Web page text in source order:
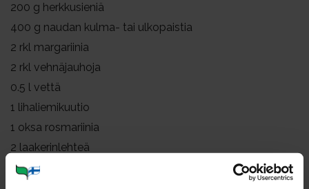
200 g herkkusieniä
400 g naudan kulma- tai ulkopaistia
2 rkl margariinia
2 rkl vehnäjauhoja
0.5 l vettä
1 lihaliemikuutio
1 oksa rosmariinia
2 laakerinlehteä
mustapippuria